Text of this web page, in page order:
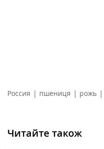
Россия | пшениця | рожь |
Читайте також